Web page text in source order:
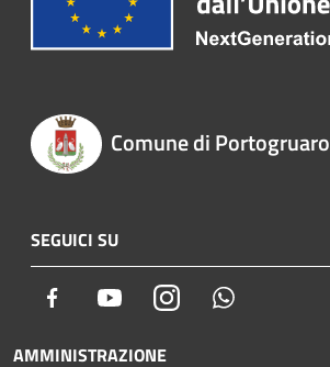
Comune di Portogruaro
SEGUICI SU
Facebook YoutubeInstagram
AMMINISTRAZIONE